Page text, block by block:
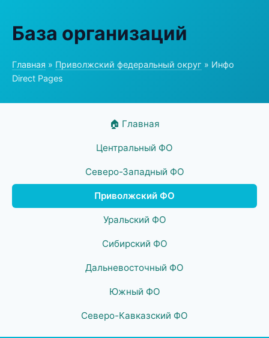
База организаций
Главная » Приволжский федеральный округ » Инфо
Direct Pages
🏠 Главная
Центральный ФО
Северо-Западный ФО
Приволжский ФО
Уральский ФО
Сибирский ФО
Дальневосточный ФО
Южный ФО
Северо-Кавказский ФО